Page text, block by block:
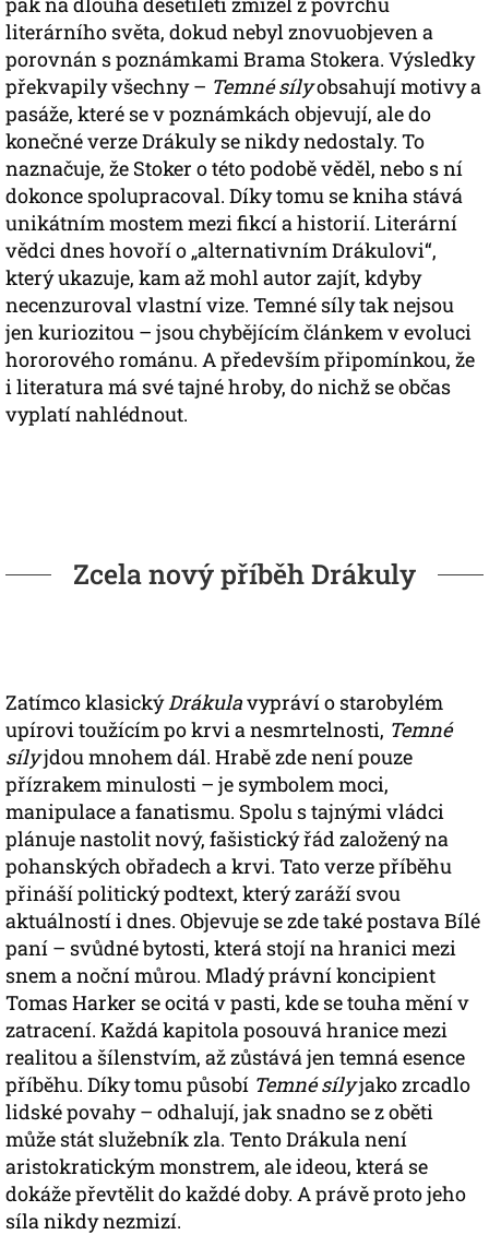
literárního světa, dokud nebyl znovuobjeven a
porovnán s poznámkami Brama Stokera. Výsledky
překvapily všechny – Temné sílyobsahují motivy a
pasáže, které se v poznámkách objevují, ale do
konečné verze Drákuly se nikdy nedostaly. To
naznačuje, že Stoker o této podobě věděl, nebo s ní
dokonce spolupracoval. Díky tomu se kniha stává
unikátním mostem mezi fikcí a historií. Literární
vědci dnes hovoří o „alternativním Drákulovi“,
který ukazuje, kam až mohl autor zajít, kdyby
necenzuroval vlastní vize. Temné síly tak nejsou
jen kuriozitou – jsou chybějícím článkem v evoluci
hororového románu. A především připomínkou, že
i literatura má své tajné hroby, do nichž se občas
vyplatí nahlédnout.
Zcela nový příběh Drákuly
Zatímco klasickýDrákulavypráví o starobylém
upírovi toužícím po krvi a nesmrtelnosti, Temné
sílyjdou mnohem dál. Hrabě zde není pouze
přízrakem minulosti – je symbolem moci,
manipulace a fanatismu. Spolu s tajnými vládci
plánuje nastolit nový, fašistický řád založený na
pohanských obřadech a krvi. Tato verze příběhu
přináší politický podtext, který zaráží svou
aktuálností i dnes. Objevuje se zde také postava Bílé
paní – svůdné bytosti, která stojí na hranici mezi
snem a noční můrou. Mladý právní koncipient
Tomas Harker se ocitá v pasti, kde se touha mění v
zatracení. Každá kapitola posouvá hranice mezi
realitou a šílenstvím, až zůstává jen temná esence
příběhu. Díky tomu působí Temné sílyjako zrcadlo
lidské povahy – odhalují, jak snadno se z oběti
může stát služebník zla. Tento Drákula není
aristokratickým monstrem, ale ideou, která se
dokáže převtělit do každé doby. A právě proto jeho
síla nikdy nezmizí.